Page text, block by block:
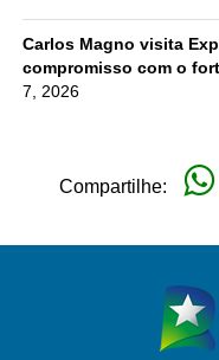
Carlos Magno visita
compromisso com o
7, 2026
Compartilhe: